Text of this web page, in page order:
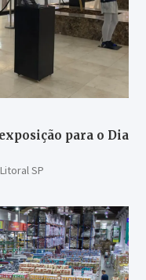
para o Dia
SP